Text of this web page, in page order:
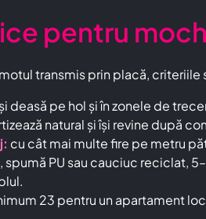
pentru
transmis prin placă,
deasă pe hol și în zonele de
natural și își revine după
cu cât mai multe fire pe metru
spumă PU sau cauciuc reciclat,
23 pentru un apartament